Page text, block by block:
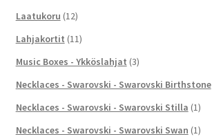
Laatukoru (12)
Lahjakortit (11)
Music Boxes - Ykköslahjat (3)
Necklaces - Swarovski - Swarovski Birthstone
Necklaces - Swarovski - Swarovski Stilla (1)
Necklaces - Swarovski - Swarovski Swan (1)